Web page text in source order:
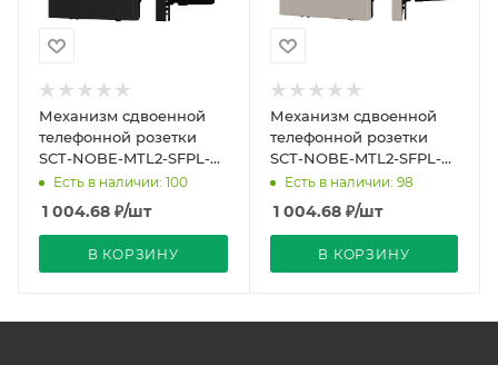
Механизм сдвоенной
телефонной розетки
SCT-NOBE-MTL2-SFPL-
BK (RJ-11, 4C) (Arlight,
Черный оникс)
Есть в наличии: 100
1 004.68 ₽/шт
В КОРЗИНУ
Механизм сдвоенной
телефонной розетки
SCT-NOBE-MTL2-SFPL-
CA (RJ-11, 4C) (Arlight,
Есть в наличии: 98
1 004.68₽/шт
В КОРЗИНУ